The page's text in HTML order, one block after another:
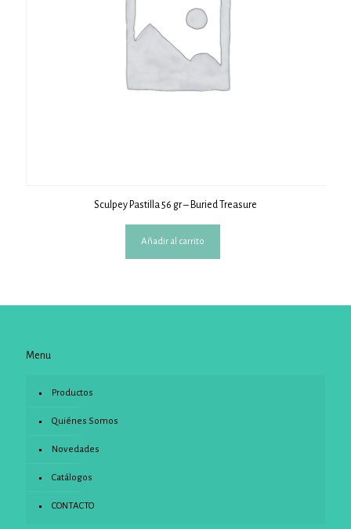
Sculpey Pastilla 56 gr – Buried Treasure
Añadir al carrito
Menu
Productos
Quiénes Somos
Novedades
Catálogos
CONTACTO